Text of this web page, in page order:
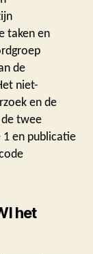
taken en
de
niet-
en de
twee
en publicatie
het